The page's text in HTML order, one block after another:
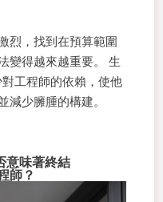
烈，找到在預算範圍
變得越來越重要。 生
工程師的依賴，使他
少臃腫的構建。
意味著終結
師？